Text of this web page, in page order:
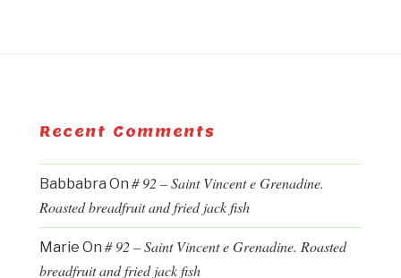
Recent Comments
Babbabra On # 92 – Saint Vincent e Grenadine.
Roasted breadfruit and fried jack fish
Marie On # 92 – Saint Vincent e Grenadine. Roasted
breadfruit and fried jack fish